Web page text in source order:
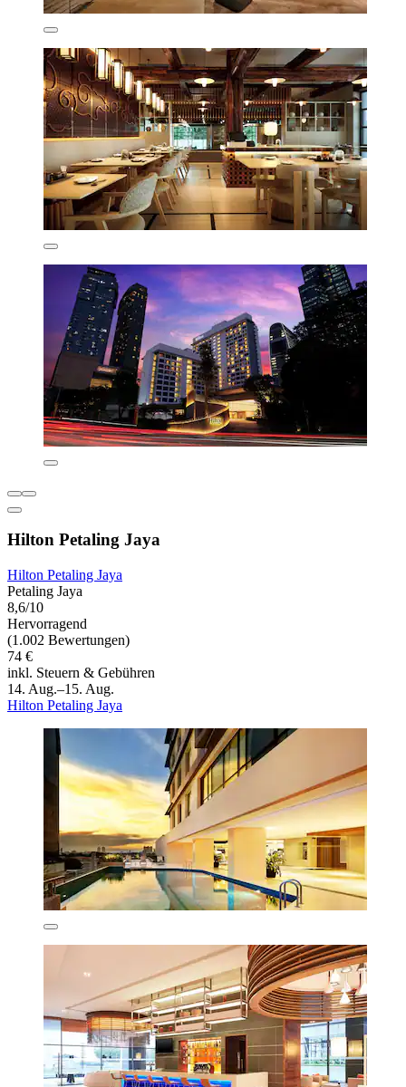
Hilton Petaling Jaya
Hilton Petaling Jaya
Petaling Jaya
8,6/10
Hervorragend
(1.002 Bewertungen)
74 €
inkl. Steuern & Gebühren
14. Aug.–15. Aug.
Hilton Petaling Jaya